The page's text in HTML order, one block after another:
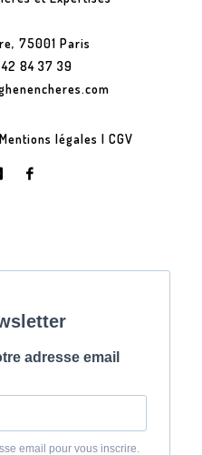
75001 Paris
84 37 39
Mentions légales | CGV